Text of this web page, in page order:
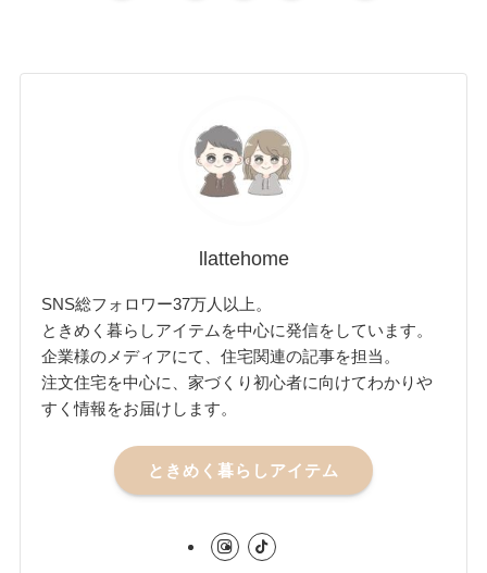
llattehome
SNS総フォロワー37万人以上。
ときめく暮らしアイテムを中心に発信をしています。
企業様のメディアにて、住宅関連の記事を担当。
注文住宅を中心に、家づくり初心者に向けてわかりや
すく情報をお届けします。
ときめく暮らしアイテム